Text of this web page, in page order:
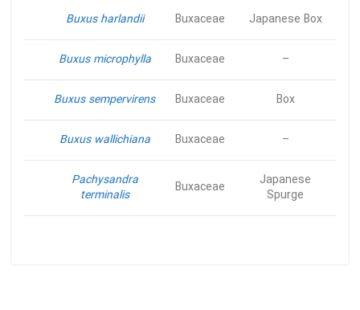
Japanese Box
Buxaceae
Buxus harlandii
–
Buxaceae
Buxus microphylla
Box
Buxaceae
Buxus sempervirens
–
Buxaceae
Buxus wallichiana
Japanese
Spurge
Buxaceae
Pachysandra
terminalis